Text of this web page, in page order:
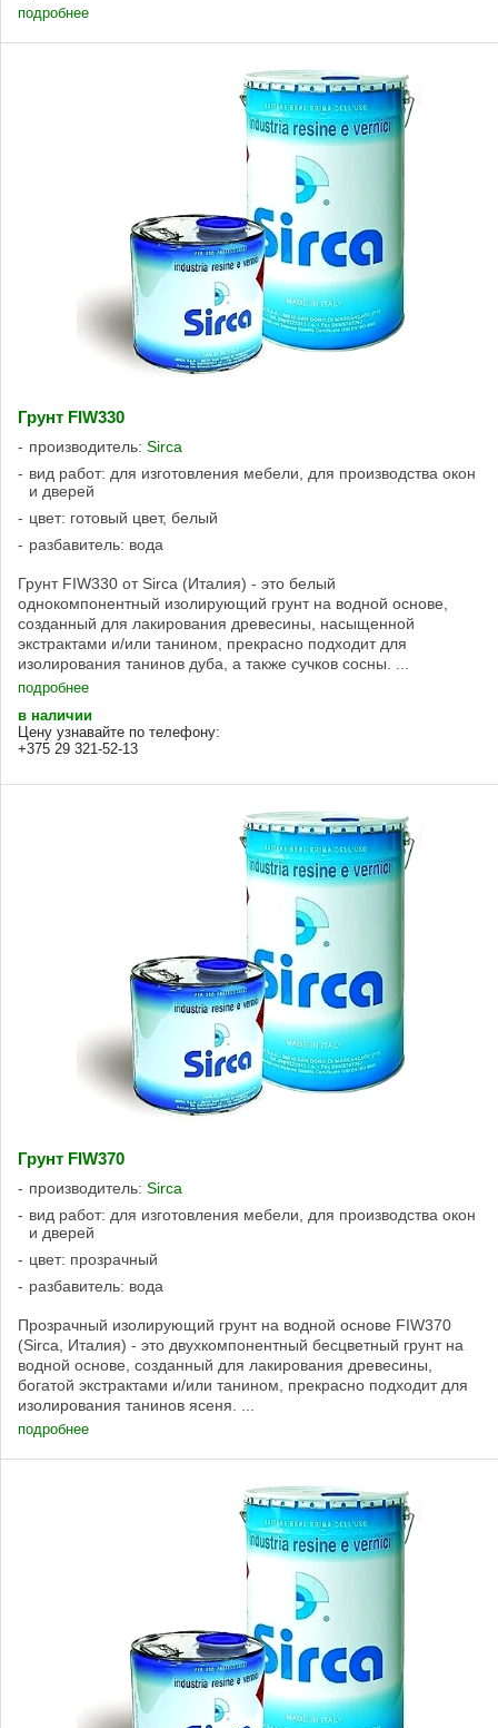
подробнее
Грунт FIW330
производитель: Sirca
вид работ: для изготовления мебели, для производства окон
и дверей
цвет: готовый цвет, белый
разбавитель: вода
Грунт FIW330 от Sirca (Италия) - это белый
однокомпонентный изолирующий грунт на водной основе,
созданный для лакирования древесины, насыщенной
экстрактами и/или танином, прекрасно подходит для
изолирования танинов дуба, а также сучков сосны. ...
подробнее
в наличии
Цену узнавайте по телефону:
+375 29 321-52-13
Грунт FIW370
производитель: Sirca
вид работ: для изготовления мебели, для производства окон
и дверей
цвет: прозрачный
разбавитель: вода
Прозрачный изолирующий грунт на водной основе FIW370
(Sirca, Италия) - это двухкомпонентный бесцветный грунт на
водной основе, созданный для лакирования древесины,
богатой экстрактами и/или танином, прекрасно подходит для
изолирования танинов ясеня. ...
подробнее